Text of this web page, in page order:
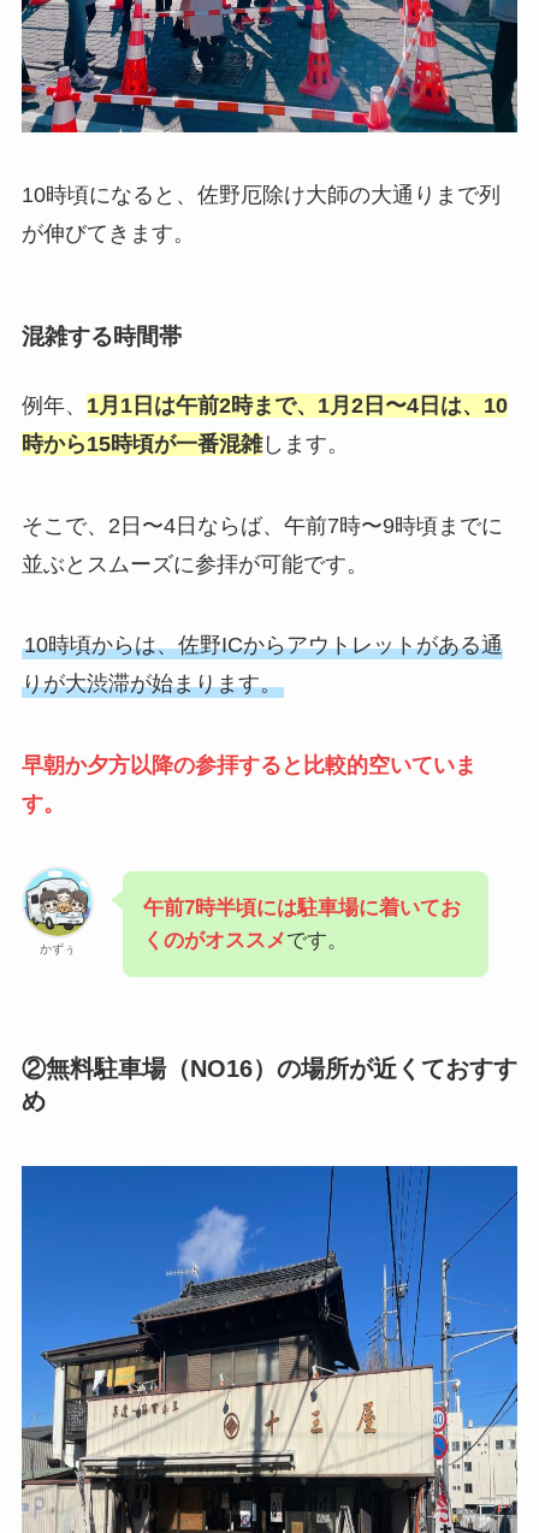
10時頃になると、佐野厄除け大師の大通りまで列
が伸びてきます。
混雑する時間帯
例年、 1月1日は午前2時まで、1月2日〜4日は、10
時から15時頃が一番混雑します。
そこで、2日〜4日ならば、午前7時〜9時頃までに
並ぶとスムーズに参拝が可能です。
10時頃からは、佐野ICからアウトレットがある通
りが大渋滞が始まります。
早朝か夕方以降の参拝すると比較的空いていま
す。
かずぅ
午前7時半頃には駐車場に着いてお
くのがオススメです。
②無料駐車場（NO16）の場所が近くておすす
め